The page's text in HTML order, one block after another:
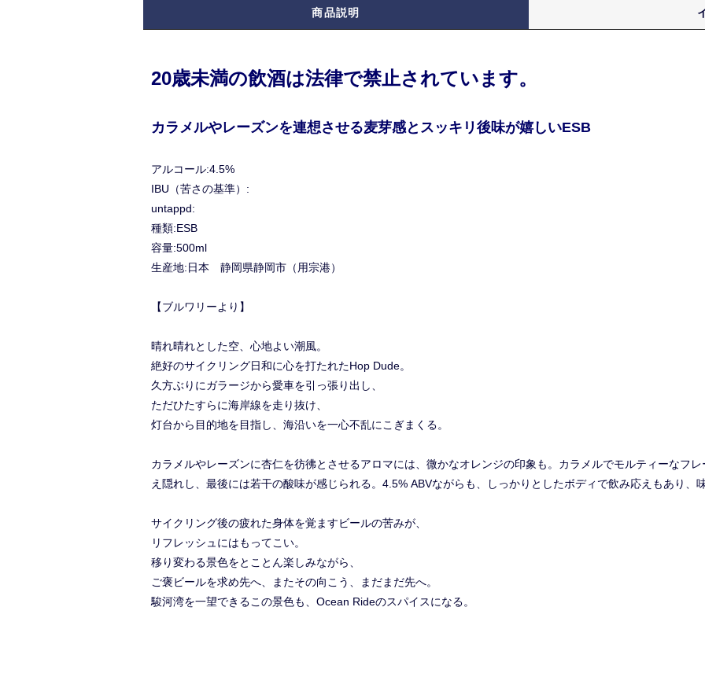
商品説明
20歳未満の飲酒は法律で禁止されています。
カラメルやレーズンを連想させる麦芽感とスッキリ後味が嬉しいESB
アルコール:4.5%
IBU（苦さの基準）:
untappd:
種類:ESB
容量:500ml
生産地:日本 静岡県静岡市（用宗港）
【ブルワリーより】
晴れ晴れとした空、心地よい潮風。
絶好のサイクリング日和に心を打たれたHop Dude。
久方ぶりにガラージから愛車を引っ張り出し、
ただひたすらに海岸線を走り抜け、
灯台から目的地を目指し、海沿いを一心不乱にこぎまくる。
カラメルやレーズンに杏仁を彷彿とさせるアロマには、微かなオレンジの印象も。カラメルでモルティーなフ
え隠れし、最後には若干の酸味が感じられる。4.5% ABVながらも、しっかりとしたボディで飲み応えもあり、
サイクリング後の疲れた身体を覚ますビールの苦みが、
リフレッシュにはもってこい。
移り変わる景色をとことん楽しみながら、
ご褒ビールを求め先へ、またその向こう、まだまだ先へ。
駿河湾を一望できるこの景色も、Ocean Rideのスパイスになる。